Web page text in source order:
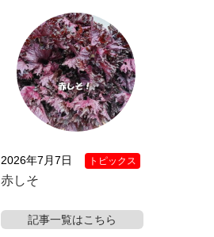
2026年7月7日 トピックス
赤しそ
記事一覧はこちら